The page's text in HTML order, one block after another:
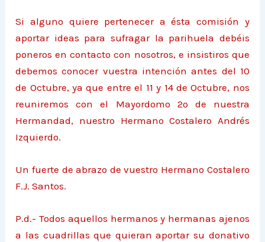
Si alguno quiere pertenecer a ésta comisión y
aportar ideas para sufragar la parihuela debéis
poneros en contacto con nosotros, e insistiros que
debemos conocer vuestra intención antes del 10
de Octubre, ya que entre el 11 y 14 de Octubre, nos
reuniremos con el Mayordomo 2º de nuestra
Hermandad, nuestro Hermano Costalero Andrés
Izquierdo.
Un fuerte de abrazo de vuestro Hermano Costalero
F.J. Santos.
P.d.- Todos aquellos hermanos y hermanas ajenos
a las cuadrillas que quieran aportar su donativo